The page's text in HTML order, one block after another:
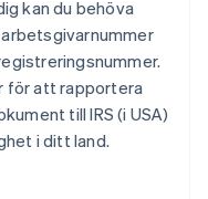
kan du behöva
för att rapportera
till IRS (i USA)
i ditt land.